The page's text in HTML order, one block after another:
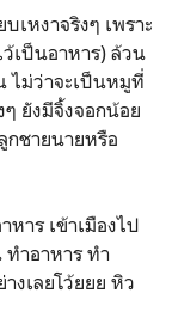
หงาจริงๆ เพราะ
ว้เป็นอาหาร) ล้วน
ไม่ว่าจะเป็นหมูที่
ยังมีจิ้งจอกน้อย
กชายนายหรือ
ร เข้าเมืองไป
ทำอาหาร ทำ
งเลยโว้ยยย หิว